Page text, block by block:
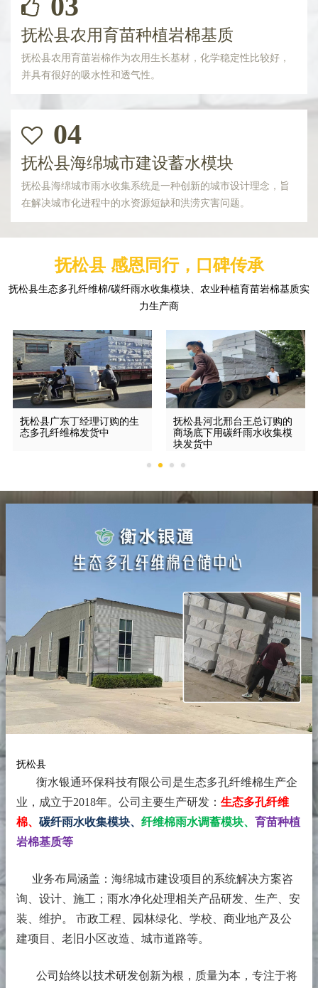
抚松县农用育苗种植岩棉基质
抚松县农用育苗岩棉作为农用生长基材，化学稳定性比较好，
并具有很好的吸水性和透气性。
04
抚松县海绵城市建设蓄水模块
抚松县海绵城市雨水收集系统是一种创新的城市设计理念，旨
在解决城市化进程中的水资源短缺和洪涝灾害问题。
抚松县 感恩同行，口碑传承
抚松县生态多孔纤维棉/碳纤雨水收集模块、农业种植育苗岩棉基质实
力生产商
抚松县广东丁经理订购的生
态多孔纤维棉发货中
抚松县河北邢台王总订购的
商场底下用碳纤雨水收集模
块发货中
抚松县
衡水银通环保科技有限公司是生态多孔纤维棉生产企
业，成立于2018年。 公司主要生产研发： 生态多孔纤维
棉、 碳纤雨水收集模块、 纤维棉雨水调蓄模块、 育苗种植
岩棉基质等
业务布局涵盖：海绵城市建设项目的系统解决方案咨
询、设计、施工；雨水净化处理相关产品研发、生产、安
装、维护。 市政工程、园林绿化、学校、商业地产及公
建项目、老旧小区改造、城市道路等。
公司始终以技术研发创新为根，质量为本，专注于将